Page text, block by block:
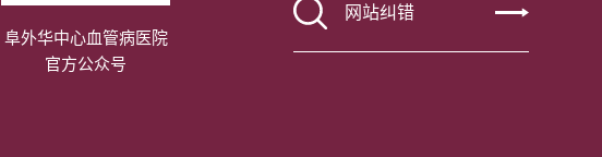
阜外华中心血管病医院
官方公众号
网站纠错